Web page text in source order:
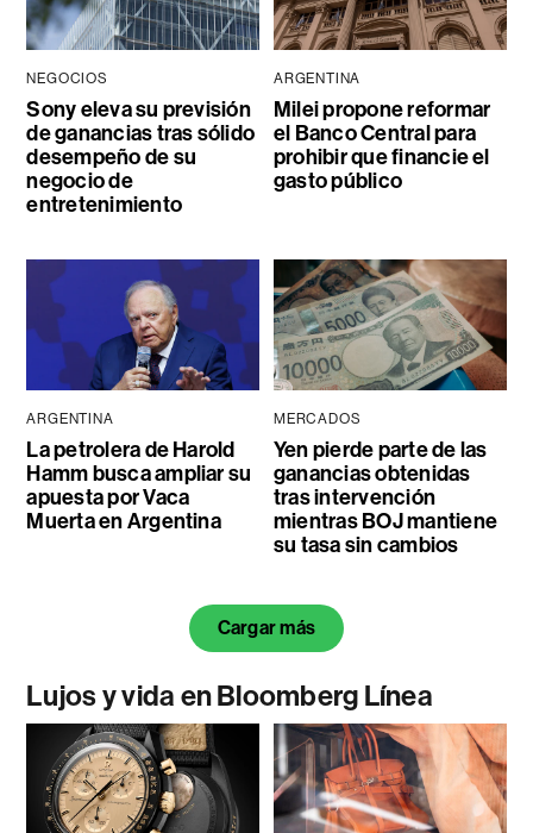
NEGOCIOS
Sony eleva su previsión
de ganancias tras sólido
desempeño de su
negocio de
entretenimiento
ARGENTINA
Milei propone reformar
el Banco Central para
prohibir que financie el
gasto público
ARGENTINA
La petrolera de Harold
Hamm busca ampliar su
apuesta por Vaca
Muerta en Argentina
MERCADOS
Yen pierde parte de las
ganancias obtenidas
tras intervención
mientras BOJ mantiene
su tasa sin cambios
Cargar más
Lujos y vida en Bloomberg Línea